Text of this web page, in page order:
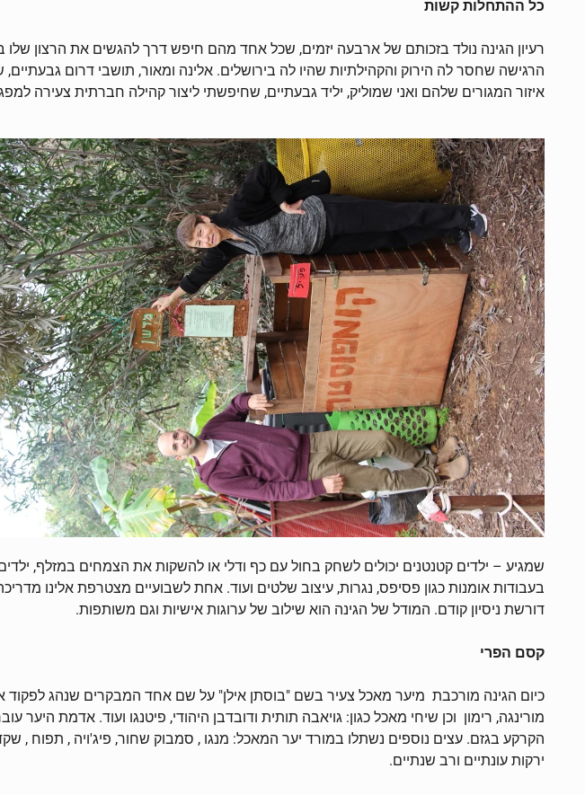
כל ההתחלות קשות
רעיון הגינה נולד בזכותם של ארבעה יזמים, שכל אחד מהם חיפש דרך להגשים את הרצון שלו
הרגישה שחסר לה הירוק והקהילתיות שהיו לה בירושלים. אלינה ומאור, תושבי דרום
איזור המגורים שלהם ואני שמוליק, יליד גבעתיים, שחיפשתי ליצור קהילה חברתית צעירה
שמגיע – ילדים קטנטנים יכולים לשחק בחול עם כף ודלי או להשקות את הצמחים במזלף, ילדים
בעבודות אומנות כגון פסיפס, נגרות, עיצוב שלטים ועוד. אחת לשבועיים מצטרפת אלינו
דורשת ניסיון קודם. המודל של הגינה הוא שילוב של ערוגות אישיות וגם משותפות.
קסם הפרי
כיום הגינה מורכבת מיער מאכל צעיר בשם "בוסתן אילן" על שם אחד המבקרים שנהג לפקוד
מורינגה, רימון וכן שיחי מאכל כגון: גויאבה תותית ודובדבן היהודי, פיטנגו ועוד. אדמת
הקרקע בגזם. עצים נוספים נשתלו במורד יער המאכל: מנגו , סמבוק שחור, פיג'ויה , תפוח ,
ירקות עונתיים ורב שנתיים.